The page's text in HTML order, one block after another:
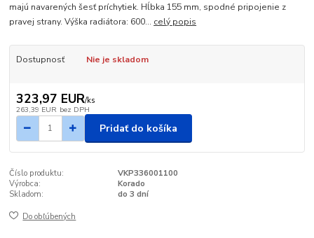
majú navarených šesť príchytiek. Hĺbka 155 mm, spodné pripojenie z
pravej strany. Výška radiátora: 600... celý popis
Dostupnosť Nie je skladom
323,97 EUR/ks
263,39 EUR bez DPH
Pridať do košíka
Číslo produktu:
VKP336001100
Výrobca:
Korado
Skladom:
do 3 dní
Do obľúbených